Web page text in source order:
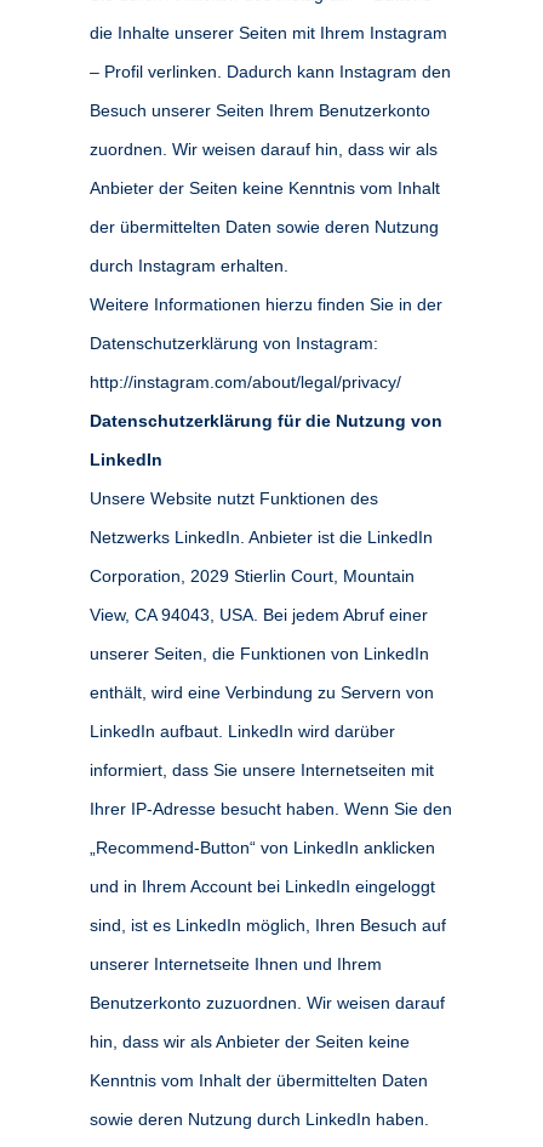
die Inhalte unserer Seiten mit Ihrem Instagram
– Profil verlinken. Dadurch kann Instagram den
Besuch unserer Seiten Ihrem Benutzerkonto
zuordnen. Wir weisen darauf hin, dass wir als
Anbieter der Seiten keine Kenntnis vom Inhalt
der übermittelten Daten sowie deren Nutzung
durch Instagram erhalten.
Weitere Informationen hierzu finden Sie in der
Datenschutzerklärung von Instagram:
http://instagram.com/about/legal/privacy/
Datenschutzerklärung für die Nutzung von
LinkedIn
Unsere Website nutzt Funktionen des
Netzwerks LinkedIn. Anbieter ist die LinkedIn
Corporation, 2029 Stierlin Court, Mountain
View, CA 94043, USA. Bei jedem Abruf einer
unserer Seiten, die Funktionen von LinkedIn
enthält, wird eine Verbindung zu Servern von
LinkedIn aufbaut. LinkedIn wird darüber
informiert, dass Sie unsere Internetseiten mit
Ihrer IP-Adresse besucht haben. Wenn Sie den
„Recommend-Button“ von LinkedIn anklicken
und in Ihrem Account bei LinkedIn eingeloggt
sind, ist es LinkedIn möglich, Ihren Besuch auf
unserer Internetseite Ihnen und Ihrem
Benutzerkonto zuzuordnen. Wir weisen darauf
hin, dass wir als Anbieter der Seiten keine
Kenntnis vom Inhalt der übermittelten Daten
sowie deren Nutzung durch LinkedIn haben.